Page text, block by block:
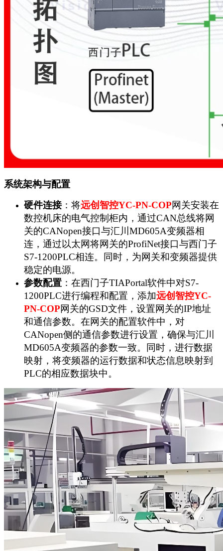
系统架构与配置
硬件连接：将远创智控YC-PN-COP网关安装在
数控机床的电气控制柜内，通过CAN总线将网
关的CANopen接口与汇川MD605A变频器相
连，通过以太网将网关的ProfiNet接口与西门子
S7-1200PLC相连。同时，为网关和变频器提供
稳定的电源。
参数配置 ：在西门子TIAPortal软件中对S7-
1200PLC进行编程和配置，添加远创智控YC-
PN-COP网关的GSD文件，设置网关的IP地址
和通信参数。在网关的配置软件中，对
CANopen侧的通信参数进行设置，确保与汇川
MD605A变频器的参数一致。同时，进行数据
映射，将变频器的运行数据和状态信息映射到
PLC的相应数据块中。